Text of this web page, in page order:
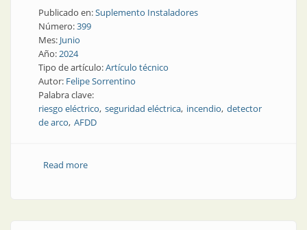
Publicado en:Suplemento Instaladores
Número:399
Mes: Junio
Año:2024
Tipo de artículo:Artículo técnico
Autor: Felipe Sorrentino
Palabra clave:
riesgo eléctrico seguridad eléctrica incendio detector
de arco AFDD
Read moreabout Cómo evitar los incendios de origen eléctrico